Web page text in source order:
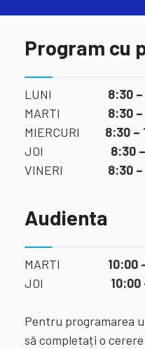
Program cu
LUNI 8:30
MARTI 8:30
MIERCURI 8:30 –
JOI 8:30
VINERI 8:30
Audienta
MARTI 10:00
JOI 10:00
Pentru programarea
să completați o